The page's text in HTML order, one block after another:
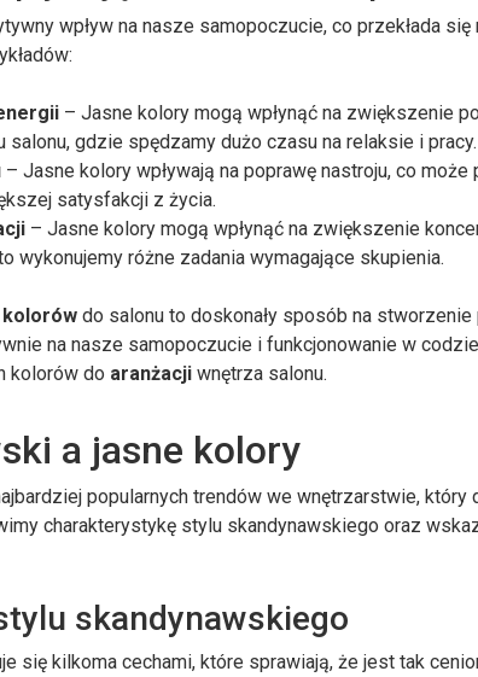
wpływ na nasze samopoczucie, co przekłada
– Jasne kolory mogą wpłynąć na zwiększenie
salonu, gdzie spędzamy dużo czasu na relaksie i pracy.
– Jasne kolory wpływają na poprawę nastroju, co
satysfakcji z życia.
– Jasne kolory mogą wpłynąć na zwiększenie
wykonujemy różne zadania wymagające skupienia.
kolorów do salonu to doskonały sposób na
na nasze samopoczucie i funkcjonowanie w
kolorów do aranżacji wnętrza salonu.
a jasne kolory
popularnych trendów we wnętrzarstwie, który
charakterystykę stylu skandynawskiego oraz
skandynawskiego
się kilkoma cechami, które sprawiają, że jest tak